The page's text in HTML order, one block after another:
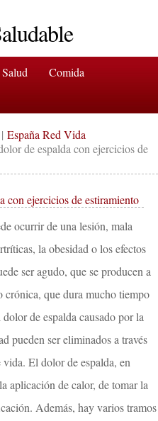
Salud
Comida
| España Red Vida
de espalda con ejercicios de
con ejercicios de estiramiento
ocurrir de una lesión, mala
la obesidad o los efectos
ser agudo, que se producen a
crónica, que dura mucho tiempo
de espalda causado por la
pueden ser eliminados a través
El dolor de espalda, en
aplicación de calor, de tomar la
Además, hay varios tramos